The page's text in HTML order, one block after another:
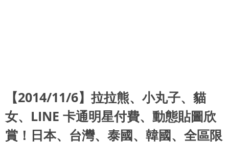
【2014/11/6】拉拉熊、小丸子、貓
女、LINE 卡通明星付費、動態貼圖欣
賞！日本、台灣、泰國、韓國、全區限